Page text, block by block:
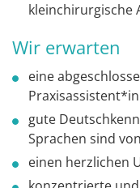
kleinchirurgische
Wir erwarten
eine
Praxisassistent*in
gute
Sprachen sind
einen herzlichen